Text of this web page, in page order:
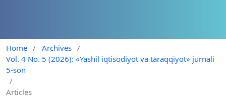
Home / Archives /
Vol. 4 No. 5 (2026): «Yashil iqtisodiyot va taraqqiyot» jurnali
5-son
/
Articles